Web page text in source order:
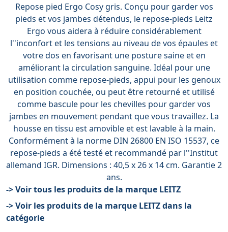
Repose pied Ergo Cosy gris. Conçu pour garder vos
pieds et vos jambes détendus, le repose-pieds Leitz
Ergo vous aidera à réduire considérablement
l''inconfort et les tensions au niveau de vos épaules et
votre dos en favorisant une posture saine et en
améliorant la circulation sanguine. Idéal pour une
utilisation comme repose-pieds, appui pour les genoux
en position couchée, ou peut être retourné et utilisé
comme bascule pour les chevilles pour garder vos
jambes en mouvement pendant que vous travaillez. La
housse en tissu est amovible et est lavable à la main.
Conformément à la norme DIN 26800 EN ISO 15537, ce
repose-pieds a été testé et recommandé par l''Institut
allemand IGR. Dimensions : 40,5 x 26 x 14 cm. Garantie 2
ans.
-> Voir tous les produits de la marque LEITZ
-> Voir les produits de la marque LEITZ dans la
catégorie